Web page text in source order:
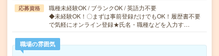
応募資格
職種未経験OK / ブランクOK / 英語力不要
◆未経験OK！〇まずは事前登録だけでもOK！履歴書不要
で気軽にオンライン登録★氏名・職種などを入力す…
職場の雰囲気